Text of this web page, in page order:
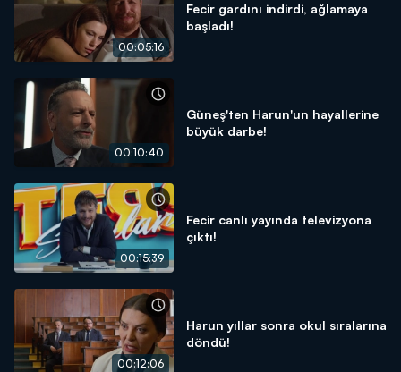
00:05:16
Fecir gardını indirdi, ağlamaya
başladı!
00:10:40
Güneş'ten Harun'un hayallerine
büyük darbe!
00:15:39
Fecir canlı yayında televizyona
çıktı!
00:12:06
Harun yıllar sonra okul sıralarına
döndü!